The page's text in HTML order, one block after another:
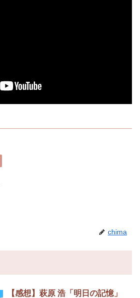
chima
【感想】萩原 浩「明日の記憶」